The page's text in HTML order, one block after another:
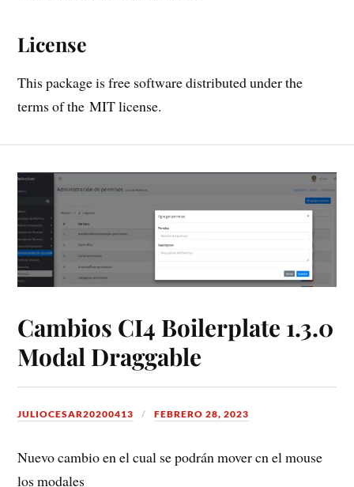
License
This package is free software distributed under the
terms of the MIT license.
Cambios CI4 Boilerplate 1.3.0
Modal Draggable
JULIOCESAR20200413 FEBRERO 28, 2023
Nuevo cambio en el cual se podrán mover cn el mouse
los modales